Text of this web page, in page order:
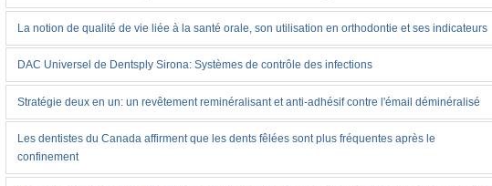
La notion de qualité de vie liée à la santé orale, son utilisation en orthodontie et ses indicateurs
DAC Universel de Dentsply Sirona: Systèmes de contrôle des infections
Stratégie deux en un: un revêtement reminéralisant et anti-adhésif contre l'émail déminéralisé
Les dentistes du Canada affirment que les dents fêlées sont plus fréquentes après le
confinement